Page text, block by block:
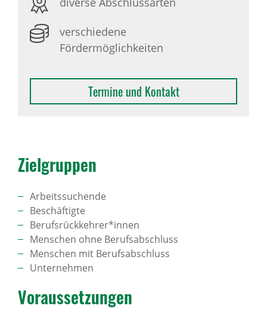
verschiedene
Fördermöglichkeiten
Termine und Kontakt
Ziel­gruppen
Arbeitssuchende
Beschäftigte
Berufsrückkehrer*innen
Menschen ohne Berufsabschluss
Menschen mit Berufsabschluss
Unternehmen
Voraus­set­zungen